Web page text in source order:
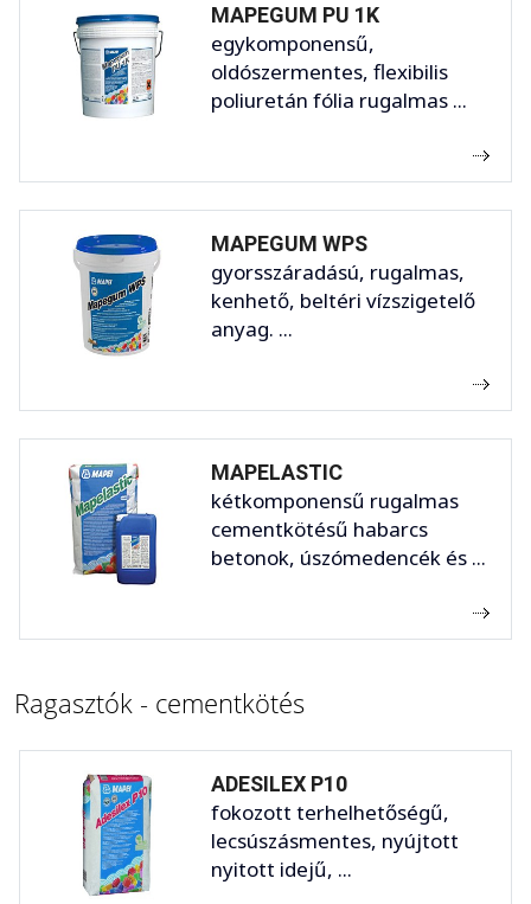
MAPEGUM PU 1K
egykomponensű,
oldószermentes, flexibilis
poliuretán fólia rugalmas ...
MAPEGUM WPS
gyorsszáradású, rugalmas,
kenhető, beltéri vízszigetelő
anyag. ...
MAPELASTIC
kétkomponensű rugalmas
cementkötésű habarcs
betonok, úszómedencék és ...
Ragasztók - cementkötés
ADESILEX P10
fokozott terhelhetőségű,
lecsúszásmentes, nyújtott
nyitott idejű, ...